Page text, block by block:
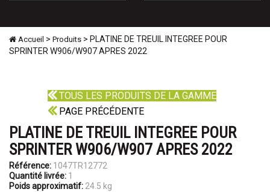
Accueil > Produits > PLATINE DE TREUIL INTEGREE POUR
SPRINTER W906/W907 APRES 2022
TOUS LES PRODUITS DE LA GAMME
PAGE PRÉCÉDENTE
PLATINE DE TREUIL INTEGREE POUR
SPRINTER W906/W907 APRES 2022
Référence: 1047TR12772
Quantité livrée: 1
Poids approximatif: 24.5 kg